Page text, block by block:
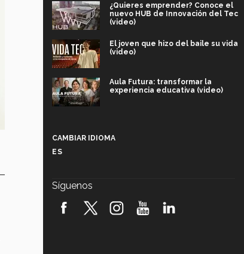
¿Quieres emprender? Conoce el
nuevo HUB de Innovación del Tec
(video)
El joven que hizo del baile su vida
(video)
Aula Futura: transformar la
experiencia educativa (video)
robótica FIRST 2026! (video)
CAMBIAR IDIOMA
ES
Síguenos